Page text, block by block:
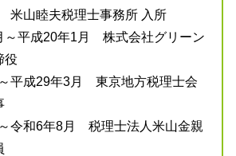
山睦夫税理士事務所 入所
～平成20年1月 株式会社グリーン
役
平成29年3月 東京地方税理士会
令和6年8月 税理士法人米山金親